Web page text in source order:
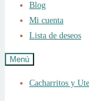
navegación
contenido
Blog
Mi cuenta
Lista de deseos
Menú
Cacharritos y